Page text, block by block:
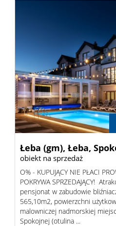
Łeba (gm), Łeba,
obiekt na sprzedaż
O% - KUPUJĄCY NIE PŁACI
POKRYWA SPRZEDAJĄCY!
pensjonat w zabudowie
565,10m2, powierzchni
malowniczej nadmorskiej
Spokojnej (otulina ...